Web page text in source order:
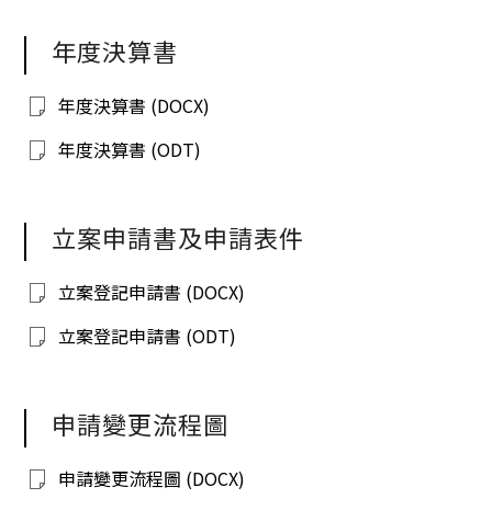
年度決算書
年度決算書 (DOCX)
年度決算書 (ODT)
立案申請書及申請表件
立案登記申請書 (DOCX)
立案登記申請書 (ODT)
申請變更流程圖
申請變更流程圖 (DOCX)